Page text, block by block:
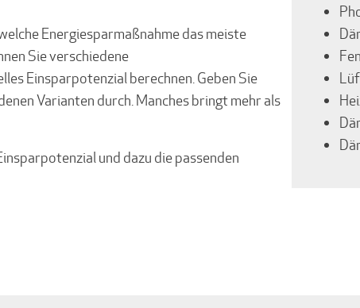
Energiesparmaßnahme das meiste
Sie verschiedene
Einsparpotenzial berechnen. Geben Sie
Varianten durch. Manches bringt mehr als
und dazu die passenden